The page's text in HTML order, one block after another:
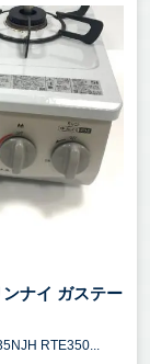
ナイ ガステー
RTE350...